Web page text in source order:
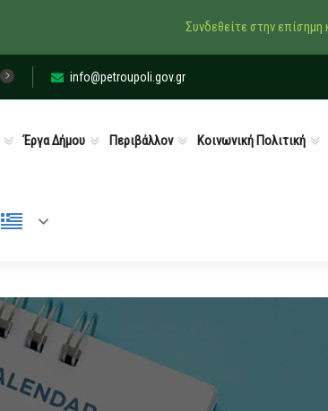
info@petroupoli.gov.gr
Έργα Δήμου Περιβάλλον Κοινωνική Πολιτική
Συνδεθείτε στην επίσημη